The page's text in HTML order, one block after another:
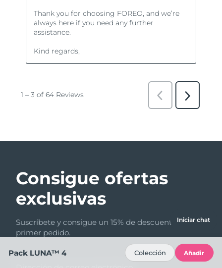
Consigue ofertas
exclusivas
Suscríbete y consigue un 15% de descuento en tu
primer pedido.
Iniciar chat
Pack LUNA™ 4 Colección Añadir